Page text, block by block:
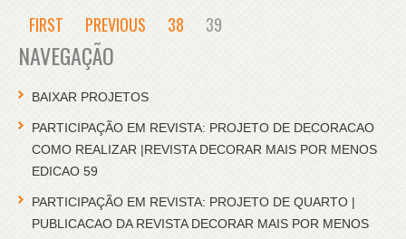
FIRST PREVIOUS 38 39
NAVEGAÇÃO
BAIXAR PROJETOS
PARTICIPAÇÃO EM REVISTA: PROJETO DE DECORACAO
COMO REALIZAR |REVISTA DECORAR MAIS POR MENOS
EDICAO 59
PARTICIPAÇÃO EM REVISTA: PROJETO DE QUARTO |
PUBLICACAO DA REVISTA DECORAR MAIS POR MENOS